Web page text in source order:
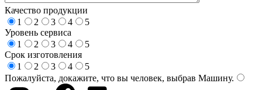
Качество продукции
1
2 3 4
5
Уровень сервиса
1
2 3 4
5
Срок изготовления
1
2 3 4
5
Пожалуйста, докажите, что вы человек, выбрав Машину.